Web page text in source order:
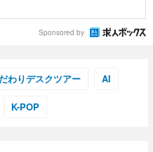
Sponsored by
わりデスクツアー AI
K-POP